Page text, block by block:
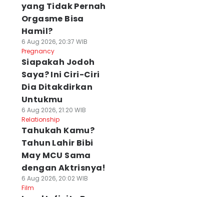
yang Tidak Pernah
Orgasme Bisa
Hamil?
6 Aug 2026, 20:37 WIB
Pregnancy
Siapakah Jodoh
Saya? Ini Ciri-Ciri
Dia Ditakdirkan
Untukmu
6 Aug 2026, 21:20 WIB
Relationship
Tahukah Kamu?
Tahun Lahir Bibi
May MCU Sama
dengan Aktrisnya!
6 Aug 2026, 20:02 WIB
Film